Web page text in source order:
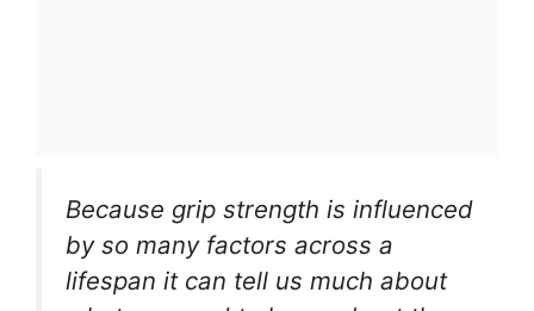
Because grip strength is influenced
by so many factors across a
lifespan it can tell us much about